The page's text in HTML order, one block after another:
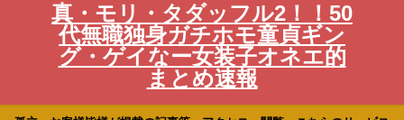
真・モリ・タダッフル2！！50
代無職独身ガチホモ童貞ギン
グ・ゲイなー女装子オネエ的
まとめ速報